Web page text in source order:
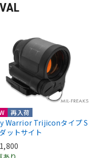
再入荷
Warrior Trijiconタイプ S
ットサイト